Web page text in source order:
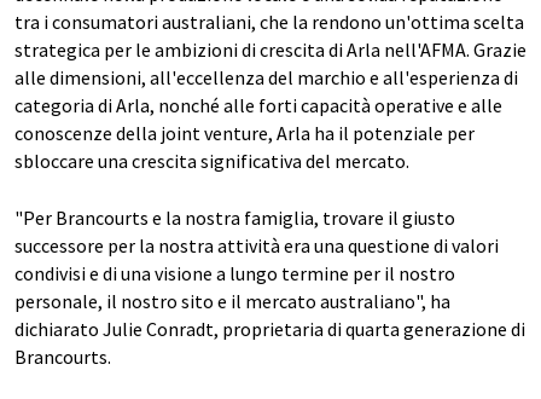
tra i consumatori australiani, che la rendono un'ottima scelta
strategica per le ambizioni di crescita di Arla nell'AFMA. Grazie
alle dimensioni, all'eccellenza del marchio e all'esperienza di
categoria di Arla, nonché alle forti capacità operative e alle
conoscenze della joint venture, Arla ha il potenziale per
sbloccare una crescita significativa del mercato.
"Per Brancourts e la nostra famiglia, trovare il giusto
successore per la nostra attività era una questione di valori
condivisi e di una visione a lungo termine per il nostro
personale, il nostro sito e il mercato australiano", ha
dichiarato Julie Conradt, proprietaria di quarta generazione di
Brancourts.